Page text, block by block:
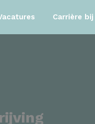
Carrière